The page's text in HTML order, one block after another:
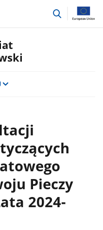
przejdź
Pieczy
2024-